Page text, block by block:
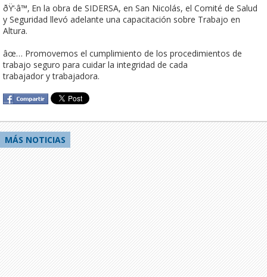
ðŸ‘·‍â™‚ En la obra de SIDERSA, en San Nicolás, el Comité de Salud
y Seguridad llevó adelante una capacitación sobre Trabajo en
Altura.
âœ… Promovemos el cumplimiento de los procedimientos de
trabajo seguro para cuidar la integridad de cada
trabajador y trabajadora.
MÁS NOTICIAS